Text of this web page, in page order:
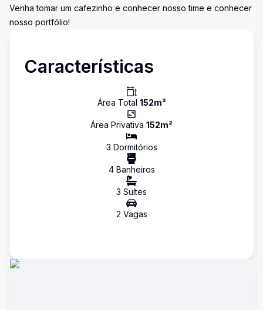
Venha tomar um cafezinho e conhecer nosso time e conhecer
nosso portfólio!
Características
Área Total 152m²
Área Privativa 152m²
3 Dormitórios
4Banheiros
3 Suítes
2 Vagas